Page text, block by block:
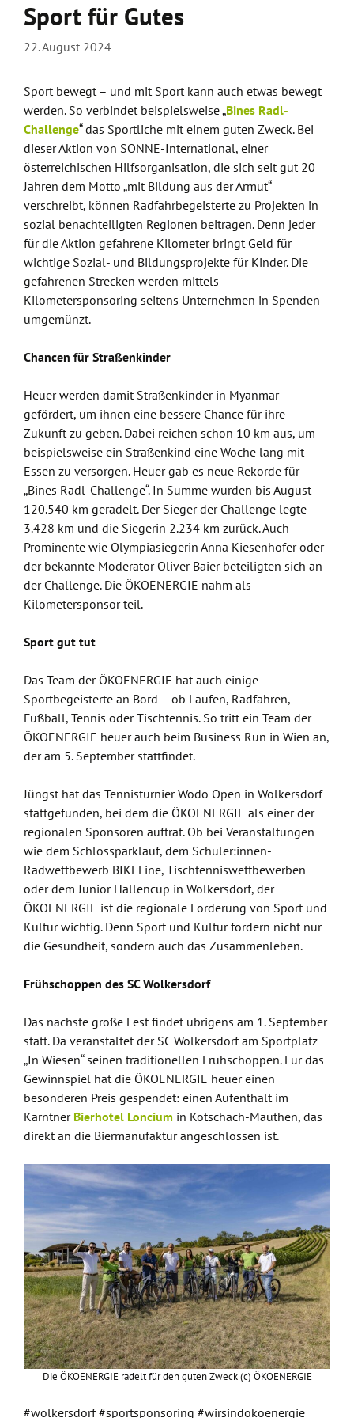
Sport für Gutes
22. August 2024
Sport bewegt – und mit Sport kann auch etwas bewegt
werden. So verbindet beispielsweise „Bines Radl-
Challenge“ das Sportliche mit einem guten Zweck. Bei
dieser Aktion von SONNE-International, einer
österreichischen Hilfsorganisation, die sich seit gut 20
Jahren dem Motto „mit Bildung aus der Armut“
verschreibt, können Radfahrbegeisterte zu Projekten in
sozial benachteiligten Regionen beitragen. Denn jeder
für die Aktion gefahrene Kilometer bringt Geld für
wichtige Sozial- und Bildungsprojekte für Kinder. Die
gefahrenen Strecken werden mittels
Kilometersponsoring seitens Unternehmen in Spenden
umgemünzt.
Chancen für Straßenkinder
Heuer werden damit Straßenkinder in Myanmar
gefördert, um ihnen eine bessere Chance für ihre
Zukunft zu geben. Dabei reichen schon 10 km aus, um
beispielsweise ein Straßenkind eine Woche lang mit
Essen zu versorgen. Heuer gab es neue Rekorde für
„Bines Radl-Challenge“. In Summe wurden bis August
120.540 km geradelt. Der Sieger der Challenge legte
3.428 km und die Siegerin 2.234 km zurück. Auch
Prominente wie Olympiasiegerin Anna Kiesenhofer oder
der bekannte Moderator Oliver Baier beteiligten sich an
der Challenge. Die ÖKOENERGIE nahm als
Kilometersponsor teil.
Sport gut tut
Das Team der ÖKOENERGIE hat auch einige
Sportbegeisterte an Bord – ob Laufen, Radfahren,
Fußball, Tennis oder Tischtennis. So tritt ein Team der
ÖKOENERGIE heuer auch beim Business Run in Wien an,
der am 5. September stattfindet.
Jüngst hat das Tennisturnier Wodo Open in Wolkersdorf
stattgefunden, bei dem die ÖKOENERGIE als einer der
regionalen Sponsoren auftrat. Ob bei Veranstaltungen
wie dem Schlossparklauf, dem Schüler:innen-
Radwettbewerb BIKELine, Tischtenniswettbewerben
oder dem Junior Hallencup in Wolkersdorf, der
ÖKOENERGIE ist die regionale Förderung von Sport und
Kultur wichtig. Denn Sport und Kultur fördern nicht nur
die Gesundheit, sondern auch das Zusammenleben.
Frühschoppen des SC Wolkersdorf
Das nächste große Fest findet übrigens am 1. September
statt. Da veranstaltet der SC Wolkersdorf am Sportplatz
„In Wiesen“ seinen traditionellen Frühschoppen. Für das
Gewinnspiel hat die ÖKOENERGIE heuer einen
besonderen Preis gespendet: einen Aufenthalt im
Kärntner Bierhotel Loncium in Kötschach-Mauthen, das
direkt an die Biermanufaktur angeschlossen ist.
Die ÖKOENERGIE radelt für den guten Zweck (c) ÖKOENERGIE
#wolkersdorf #sportsponsoring #wirsindökoenergie